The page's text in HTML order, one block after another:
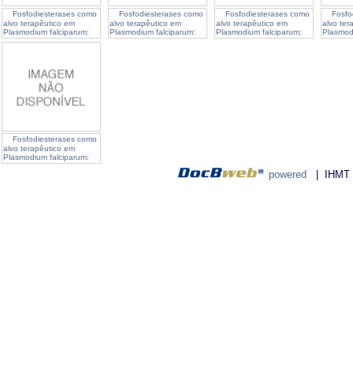
Fosfodiesterases como
alvo terapêutico em
Plasmodium falciparum:
caracterização da
Fosfodiesterases como
alvo terapêutico em
Plasmodium falciparum:
caracterização da
Fosfodiesterases como
alvo terapêutico em
Plasmodium falciparum:
caracterização da
alvo
Fosfodiesterases como
alvo terapêutico em
Plasmodium falciparum:
caracterização da
powered | IHMT -